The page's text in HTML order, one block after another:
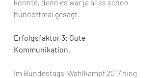
konnte, denn es war ja alles schon
hundertmal gesagt.
Erfolgsfaktor 3: Gute
Kommunikation.
Im Bundestags-Wahlkampf 2017 hing